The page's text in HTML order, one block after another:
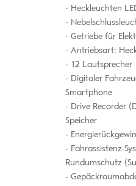
Heckleuchten
Getriebe für
Antriebsart:
12 Lautsprecher
Digitaler
Smartphone
Drive Recorder
Speicher
Fahrassistenz-
Rundumschutz